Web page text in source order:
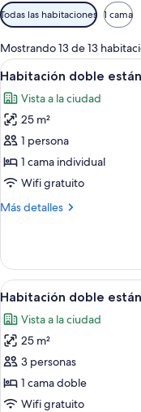
Filtros
disponibles
para
las
habitaciones
Todas las habitaciones 1 cama
Mostrando 13 de 13
Ver
todas
las
fotos
de
Habitación
doble
de
3
Habitación doble
Vista a la ciudad
25 m²
1 persona
1 cama individual
Wifi gratuito
Más detalles
Más
doble
estándar
de
individual
Ver
todas
las
fotos
de
Habitación
doble
4
Habitación doble
Vista a la ciudad
25 m²
3 personas
1 cama doble
Wifi gratuito